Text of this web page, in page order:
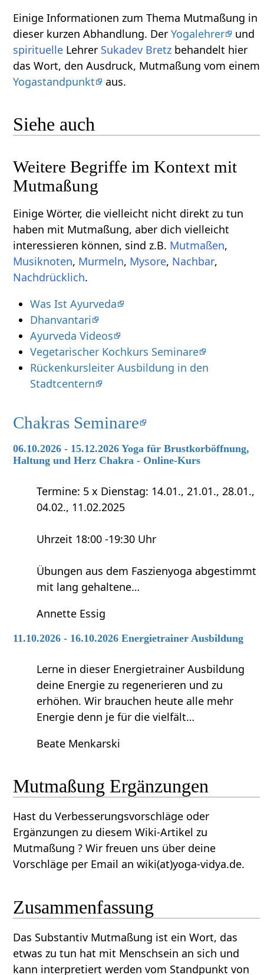
Einige Informationen zum Thema Mutmaßung‏‎ in
dieser kurzen Abhandlung. DerYogalehrer
und
spirituelle Lehrer Sukadev Bretz behandelt hier
das Wort, den Ausdruck, Mutmaßung‏‎ vom einem
Yogastandpunkt
aus.
Siehe auch
Weitere Begriffe im Kontext mit
Einige Wörter, die vielleicht nicht direkt zu tun
haben mit Mutmaßung‏‎, aber dich vielleicht
interessieren können, sind z.B.
,
, , ,
,
.
Was Ist Ayurveda
Dhanvantari
Ayurveda Videos
Vegetarischer Kochkurs Seminare
Rückenkursleiter Ausbildung in den
Stadtcentern
Chakras Seminare
06.10.2026 - 15.12.2026 Yoga für Brustkorböffnung,
Haltung und Herz Chakra - Online-Kurs
Termine: 5 x Dienstag: 14.01., 21.01., 28.01.,
04.02., 11.02.2025
Uhrzeit 18:00 -19:30 Uhr
Übungen aus dem Faszienyoga abgestimmt
mit lang gehaltene…
Annette Essig
11.10.2026 - 16.10.2026 Energietrainer Ausbildung
Lerne in dieser Energietrainer Ausbildung
deine Energie zu regenerieren und zu
erhöhen. Wir brauchen heute alle mehr
Energie denn je für die vielfält…
Beate Menkarski
Mutmaßung‏‎ Ergänzungen
Hast du Verbesserungsvorschläge oder
Ergänzungen zu diesem Wiki-Artikel zu
Mutmaßung‏‎ ? Wir freuen uns über deine
Vorschläge per Email an wiki(at)yoga-vidya.de.
Zusammenfassung
Das Substantiv Mutmaßung‏‎ ist ein Wort, das
etwas zu tun hat mit Menschsein an sich und
kann interpretiert werden vom Standpunkt von